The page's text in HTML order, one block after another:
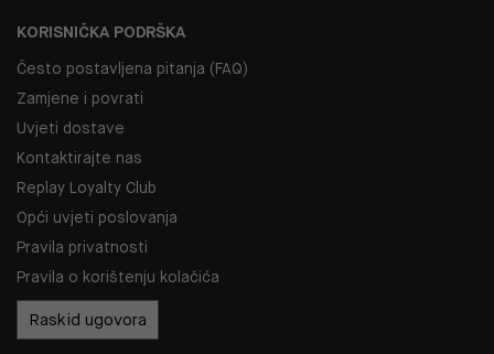
KORISNIČKA PODRŠKA
Često postavljena pitanja (FAQ)
Zamjene i povrati
Uvjeti dostave
Kontaktirajte nas
Replay Loyalty Club
Opći uvjeti poslovanja
Pravila privatnosti
Pravila o korištenju kolačića
Raskid ugovora